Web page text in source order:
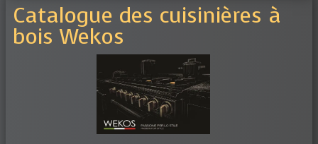
Catalogue des cuisinières à
bois Wekos